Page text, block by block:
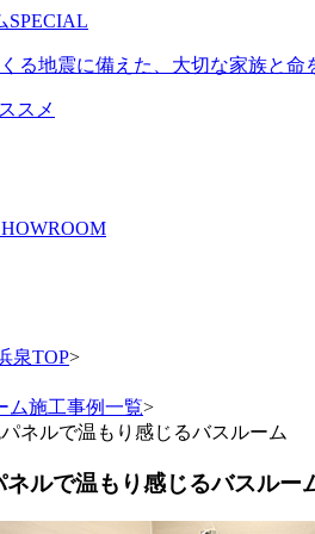
SPECIAL
スメ
泉TOP>
ム施工事例一覧>
ネルで温もり感じるバスルーム
ネルで温もり感じるバスルー